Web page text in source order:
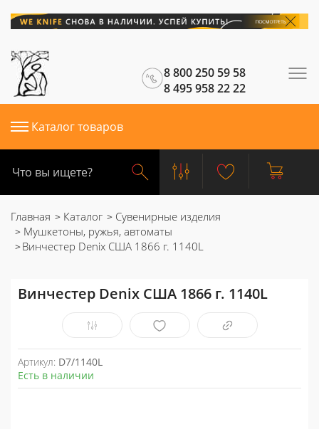
8 800 250 59 58
8 495 958 22 22
Каталог товаров
Главная Каталог
Сувенирные изделия
Мушкетоны, ружья, автоматы
Винчестер Denix США 1866 г. 1140L
Винчестер Denix США 1866 г. 1140L
Артикул: D7/1140L
Есть в наличии